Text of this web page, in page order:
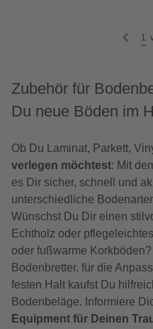
1
Zubehör für
Du neue Böden im
Ob Du Laminat, Parkett,
verlegen möchtest: Mit
es Dir sicher, schnell und
unterschiedliche
Wünschst Du Dir einen
Echtholz oder
oder fußwarme
Bodenbretter, für die
festen Halt kaufst Du
Bodenbeläge. Informiere
Equipment für Deinen